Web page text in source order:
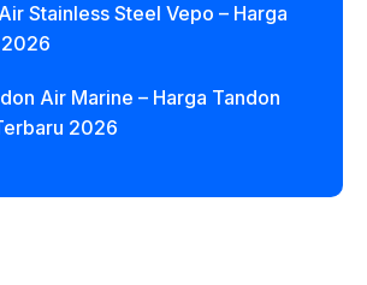
Stainless Steel Vepo – Harga
Air Marine – Harga Tandon
2026